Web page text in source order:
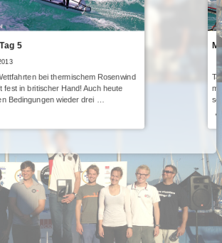
5
bei thermischem Rosenwind
fest in britischer Hand! Auch heute
Bedingungen wieder drei …